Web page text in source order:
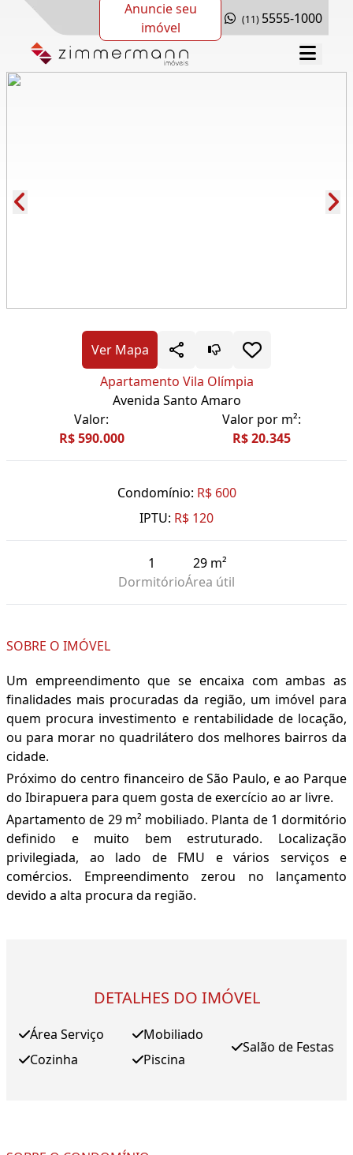
Anuncie seu
imóvel
(11) 5555-1000
Ver Mapa
Apartamento Vila Olímpia
Avenida Santo Amaro
Valor:
R$ 590.000
Valor por m²:
R$ 20.345
Condomínio: R$ 600
IPTU: R$ 120
1
Dormitório
29 m²
Área útil
SOBRE O IMÓVEL
Um empreendimento que se encaixa com ambas as
finalidades mais procuradas da região, um imóvel para
quem procura investimento e rentabilidade de locação,
ou para morar no quadrilátero dos melhores bairros da
cidade.
Próximo do centro financeiro de São Paulo, e ao Parque
do Ibirapuera para quem gosta de exercício ao ar livre.
Apartamento de 29 m² mobiliado. Planta de 1 dormitório
definido e muito bem estruturado. Localização
privilegiada, ao lado de FMU e vários serviços e
comércios. Empreendimento zerou no lançamento
devido a alta procura da região.
DETALHES DO IMÓVEL
Área Serviço
Cozinha
Mobiliado
Piscina
Salão de Festas